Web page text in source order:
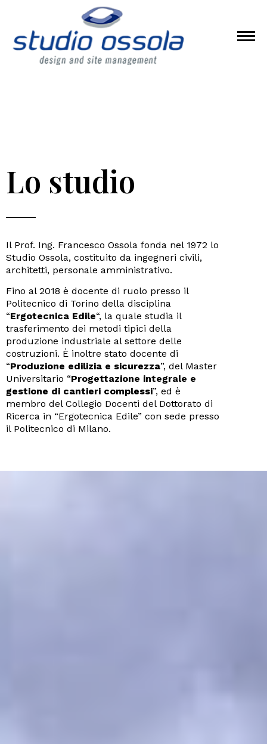
Lo studio
Il Prof. Ing. Francesco Ossola fonda nel 1972 lo
Studio Ossola, costituito da ingegneri civili,
architetti, personale amministrativo.
Fino al 2018 è docente di ruolo presso il
Politecnico di Torino della disciplina
“Ergotecnica Edile“, la quale studia il
trasferimento dei metodi tipici della
produzione industriale al settore delle
costruzioni. È inoltre stato docente di
“Produzione edilizia e sicurezza”, del Master
Universitario “Progettazione integrale e
gestione di cantieri complessi”, ed è
membro del Collegio Docenti del Dottorato di
Ricerca in “Ergotecnica Edile” con sede presso
il Politecnico di Milano.